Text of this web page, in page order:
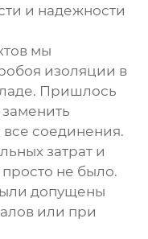
и надежности
мы
изоляции в
Пришлось
соединения.
затрат и
не было.
допущены
или при